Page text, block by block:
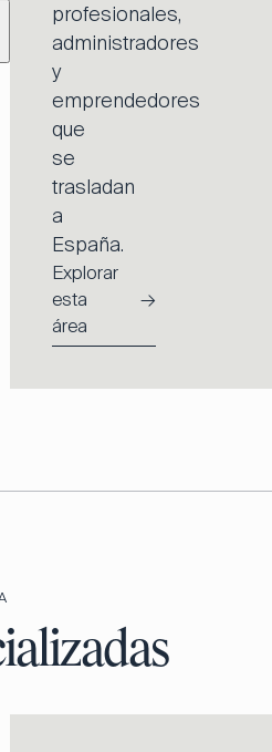
profesionales,
administradores
y
emprendedores
que
se
trasladan
a
España.
Explorar
esta
área
→